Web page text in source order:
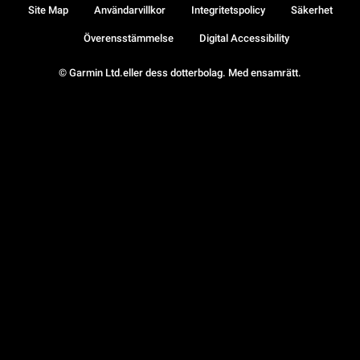
© Garmin Ltd.eller dess dotterbolag. Med ensamrätt.
Site Map Användarvillkor Integritetspolicy Säkerhet
Överensstämmelse Digital Accessibility